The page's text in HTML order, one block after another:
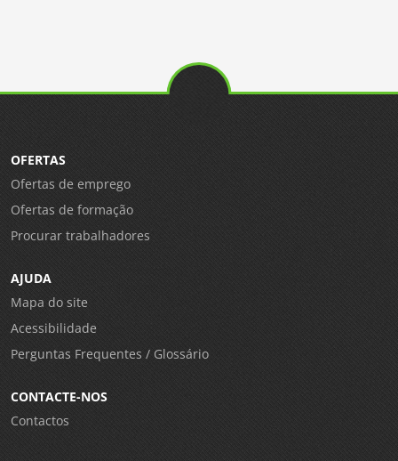
OFERTAS
Ofertas de emprego
Ofertas de formação
Procurar trabalhadores
AJUDA
Mapa do site
Acessibilidade
Perguntas Frequentes / Glossário
CONTACTE-NOS
Contactos